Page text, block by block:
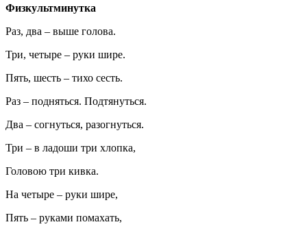
Физкультминутка
Раз, два – выше голова.
Три, четыре – руки шире.
Пять, шесть – тихо сесть.
Раз – подняться. Подтянуться.
Два – согнуться, разогнуться.
Три – в ладоши три хлопка,
Головою три кивка.
На четыре – руки шире,
Пять – руками помахать,